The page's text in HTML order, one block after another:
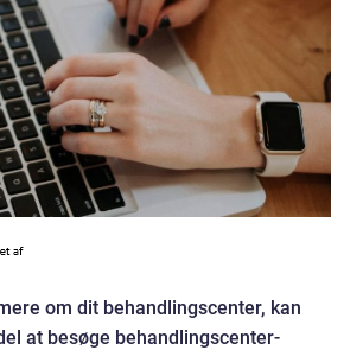
om dit behandlingscenter, kan
at besøge behandlingscenter-